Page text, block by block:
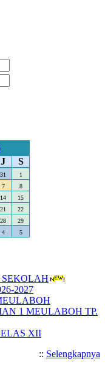
J S
31
1
7
8
14
15
21
22
28
29
4 5
2027
1 MEULABOH TP.
XII
:: Selengkapnya